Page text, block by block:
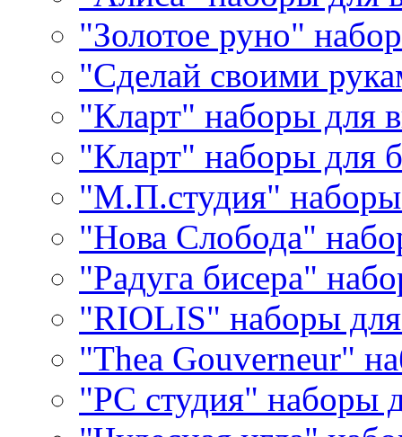
"Золотое руно"
"Сделай своими
"Кларт" наборы для
"Кларт" наборы для
"М.П.студия"
"Нова Слобода"
"Радуга бисера"
"RIOLIS" наборы
"Thea Gouverneur"
"РС студия" наборы